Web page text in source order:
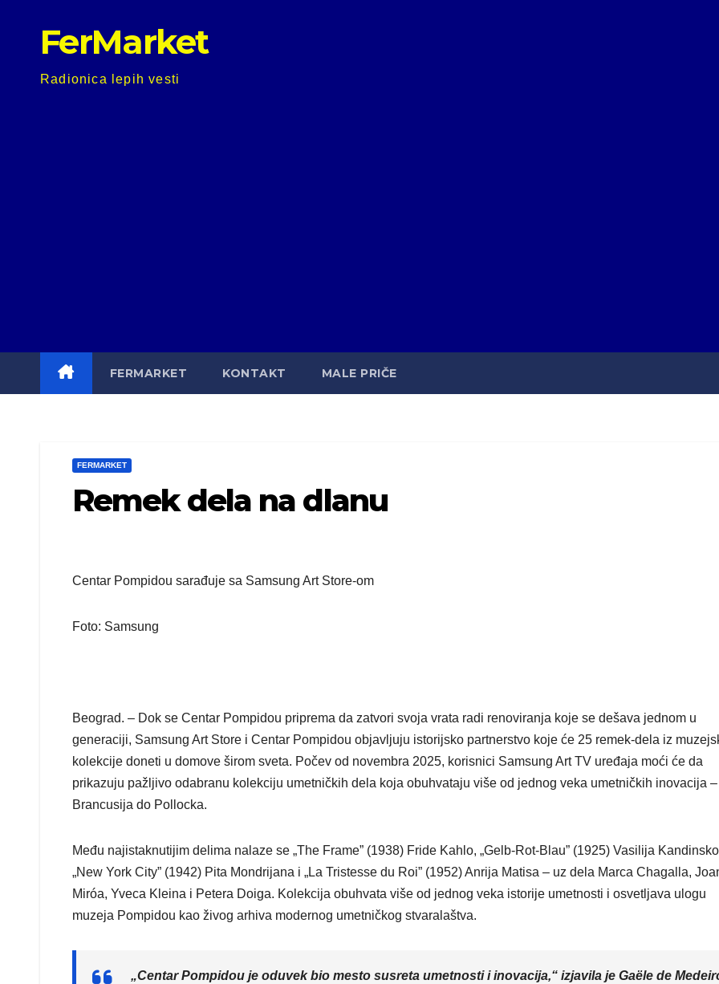
FerMarket
Radionica lepih vesti
FERMARKET KONTAKT MALE PRIČE
FERMARKET
Remek dela na dlanu
Centar Pompidou sarađuje sa Samsung Art Store-om
Foto: Samsung
Beograd. – Dok se Centar Pompidou priprema da zatvori svoja vrata radi renoviranja koje se dešava jednom u
generaciji, Samsung Art Store i Centar Pompidou objavljuju istorijsko partnerstvo koje će 25 remek-dela iz
kolekcije doneti u domove širom sveta. Počev od novembra 2025, korisnici Samsung Art TV uređaja moći će da
prikazuju pažljivo odabranu kolekciju umetničkih dela koja obuhvataju više od jednog veka umetničkih inovacija –
Brancusija do Pollocka.
Među najistaknutijim delima nalaze se „The Frame” (1938) Fride Kahlo, „Gelb-Rot-Blau” (1925) Vasilija
„New York City” (1942) Pita Mondrijana i „La Tristesse du Roi” (1952) Anrija Matisa – uz dela Marca Chagalla,
Miróa, Yvеса Kleina i Petera Doiga. Kolekcija obuhvata više od jednog veka istorije umetnosti i osvetljava ulogu
muzeja Pompidou kao živog arhiva modernog umetničkog stvaralaštva.
„Centar Pompidou je oduvek bio mesto susreta umetnosti i inovacija,“ izjavila je Gaële de
VIKEND FERMARKET
dan
mace